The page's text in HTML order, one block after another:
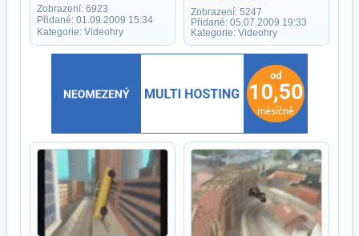
Zobrazení: 6923
Přidané: 01.09.2009 15:34
Kategorie: Videohry
Zobrazení: 5247
Přidané: 05.07.2009 19:33
Kategorie: Videohry